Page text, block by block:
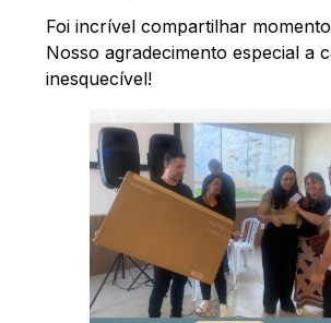
Foi incrível compartilhar
Nosso agradecimento especial a
inesquecível!